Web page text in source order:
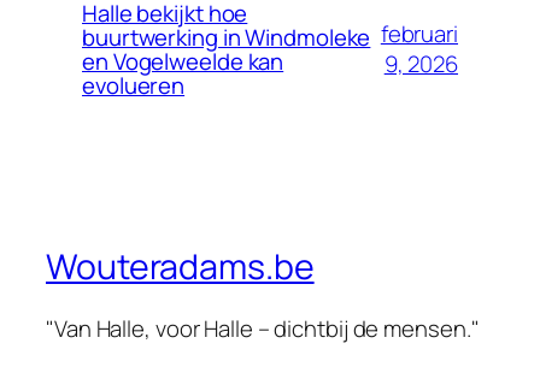
Halle bekijkt hoe
buurtwerking in Windmoleke
en Vogelweelde kan
evolueren
februari
9, 2026
Wouteradams.be
"Van Halle, voor Halle – dichtbij de mensen."